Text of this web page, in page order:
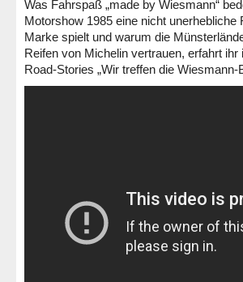
Was Fahrspaß „made by Wiesmann“
Motorshow 1985 eine nicht unerhebliche
Marke spielt und warum die
Reifen von Michelin vertrauen, erfahrt
Road-Stories „Wir treffen die Wiesmann-